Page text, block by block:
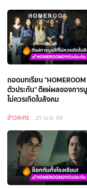
ถอดบทเรียน
ตัวประกัน" ตีแผ่ผลของการ
ไม่ควรเกิดในสังคม
ข่าวละคร 25 เม.ย. 68